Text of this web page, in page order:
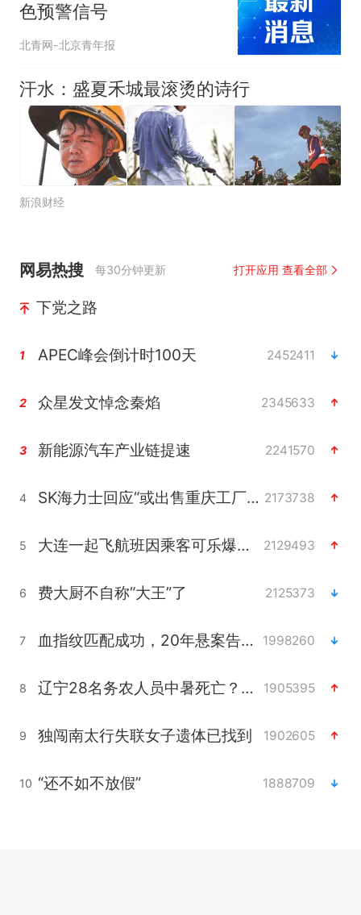
色预警信号
北青网-北京青年报
汗水：盛夏禾城最滚烫的诗行
新浪财经
网易热搜 每30分钟更新 打开应用 查看全部
下党之路
1 APEC峰会倒计时100天 2452411
2 众星发文悼念秦焰 2345633
3 新能源汽车产业链提速 2241570
4 SK海力士回应“或出售重庆工厂”传闻 2173738
5 大连一起飞航班因乘客可乐爆瓶折返 2129493
6 费大厨不自称“大王”了 2125373
7 血指纹匹配成功，20年悬案告破！凶手被执行死刑 1998260
8 辽宁28名务农人员中暑死亡？官方辟谣 1905395
9 独闯南太行失联女子遗体已找到 1902605
10 “还不如不放假” 1888709